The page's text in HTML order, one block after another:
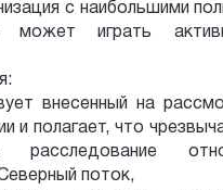
с наибольшими
может играть
внесенный на
и полагает, что
расследование
поток,